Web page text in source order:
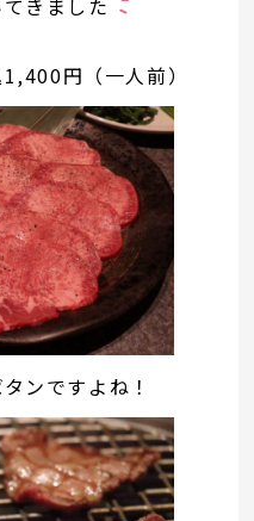
きました
円（一人前）
ンですよね！